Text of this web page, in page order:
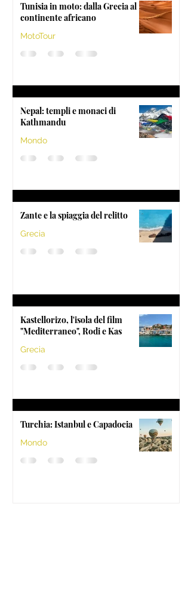
Tunisia in moto: dalla Grecia al
continente africano
MotoTour
Nepal: templi e monaci di
Kathmandu
Mondo
Zante e la spiaggia del relitto
Grecia
Kastellorizo, l'isola del film
"Mediterraneo", Rodi e Kas
Grecia
Turchia: Istanbul e Capadocia
Mondo